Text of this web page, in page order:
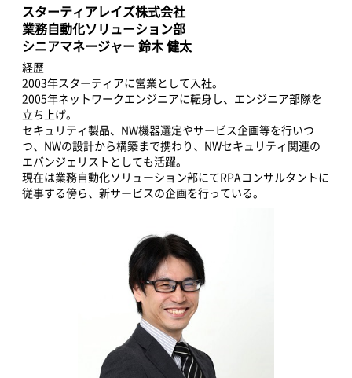
スターティアレイズ株式会社
業務自動化ソリューション部
シニアマネージャー 鈴木 健太
経歴
2003年スターティアに営業として入社。
2005年ネットワークエンジニアに転身し、エンジニア部隊を
立ち上げ。
セキュリティ製品、NW機器選定やサービス企画等を行いつ
つ、NWの設計から構築まで携わり、NWセキュリティ関連の
エバンジェリストとしても活躍。
現在は業務自動化ソリューション部にてRPAコンサルタントに
従事する傍ら、新サービスの企画を行っている。